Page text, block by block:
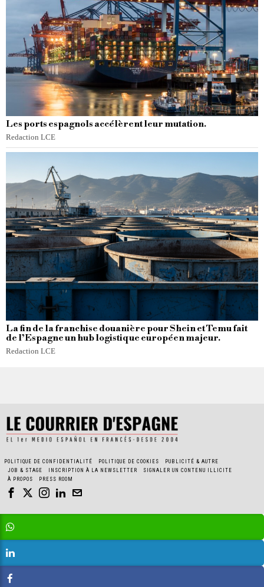
Les ports espagnols accélèrent leur mutation.
Redaction LCE
La fin de la franchise douanière pour Shein et Temu fait
de l’Espagne un hub logistique européen majeur.
Redaction LCE
POLITIQUE DE CONFIDENTIALITÉ POLITIQUE DE COOKIES
PUBLICITÉ & AUTRE
JOB & STAGE
INSCRIPTION À LA NEWSLETTER
SIGNALER UN CONTENU ILLICITE
À PROPOS
PRESS ROOM